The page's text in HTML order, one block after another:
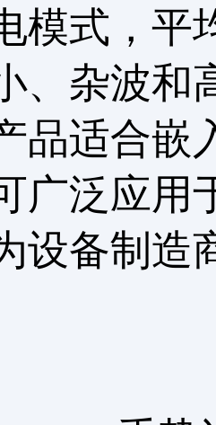
模式，平
、杂波和
品适合嵌
广泛应用
设备制造